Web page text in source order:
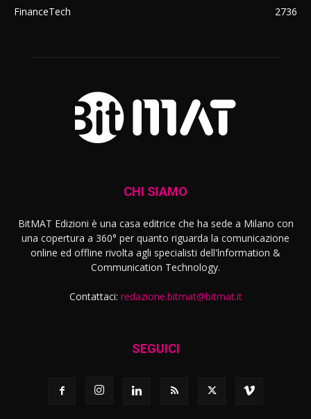
FinanceTech
2736
CHI SIAMO
BitMAT Edizioni è una casa editrice che ha sede a Milano con
una copertura a 360° per quanto riguarda la comunicazione
online ed offline rivolta agli specialisti dell'lnformation &
Communication Technology.
Contattaci: redazione.bitmat@bitmat.it
SEGUICI